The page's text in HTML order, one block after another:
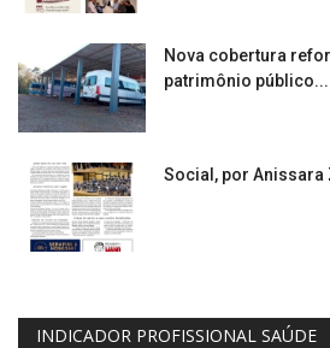
Nova cobertura
patrimônio público...
Social, por Anissara
INDICADOR PROFISSIONAL SAÚDE